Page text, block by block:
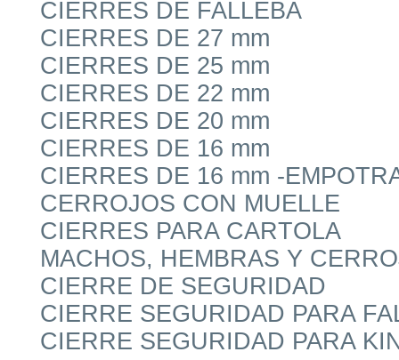
CIERRES DE FALLEBA
CIERRES DE 27 mm
CIERRES DE 25 mm
CIERRES DE 22 mm
CIERRES DE 20 mm
CIERRES DE 16 mm
CIERRES DE 16 mm -
CERROJOS CON MUELLE
CIERRES PARA CARTOLA
MACHOS, HEMBRAS Y
CIERRE DE SEGURIDAD
CIERRE SEGURIDAD PARA
CIERRE SEGURIDAD PARA